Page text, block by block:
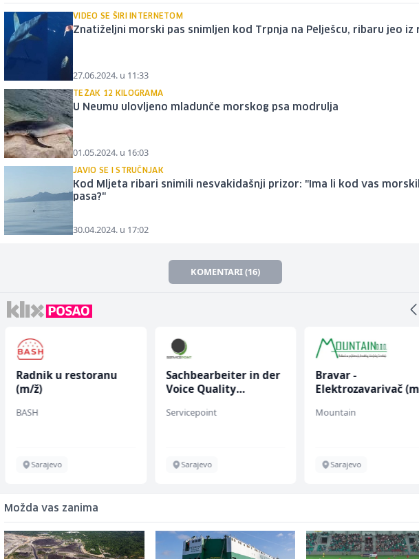
VIDEO SE ŠIRI INTERNETOM
Znatiželjni morski pas snimljen kod Trpnja na Pelješcu, ribaru jeo iz
27.06.2024. u 11:33
TEŽAK 12 KILOGRAMA
U Neumu ulovljeno mladunče morskog psa modrulja
01.05.2024. u 16:03
JAVIO SE I STRUČNJAK
Kod Mljeta ribari snimili nesvakidašnji prizor: "Ima li kod vas
pasa?"
30.04.2024. u 17:02
KOMENTARI (16)
Radnik u restoranu
(m/ž)
BASH
Sarajevo
Sachbearbeiter in der
Voice Quality
Servicepoint
Sarajevo
Bravar -
Elektrozavarivač
Mountain
Sarajevo
Možda vas zanima